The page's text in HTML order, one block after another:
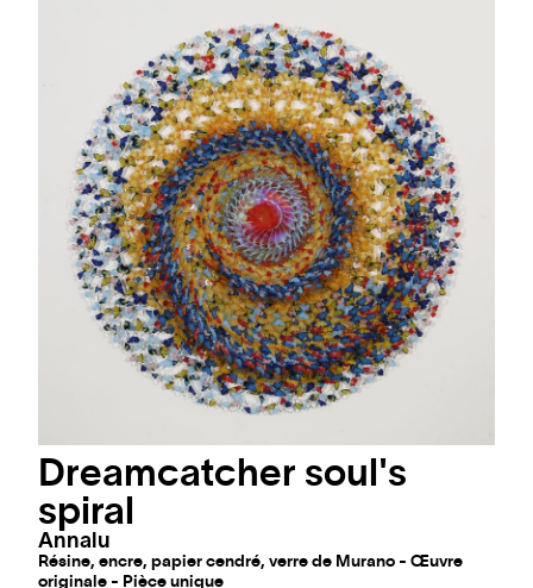
Dreamcatcher soul's
spiral
Annalu
Résine, encre, papier cendré, verre de Murano - Œuvre
originale - Pièce unique